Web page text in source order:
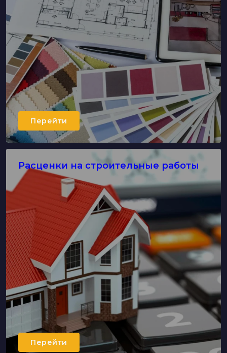
Перейти
Расценки на строительные работы
Перейти